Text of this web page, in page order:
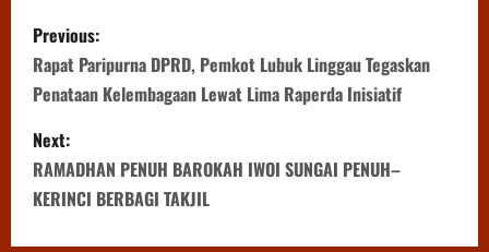
P
o
s
t
n
Previous:
Rapat Paripurna DPRD, Pemkot Lubuk Linggau Tegaskan
Penataan Kelembagaan Lewat Lima Raperda Inisiatif
Next:
RAMADHAN PENUH BAROKAH IWOI SUNGAI PENUH–
KERINCI BERBAGI TAKJIL